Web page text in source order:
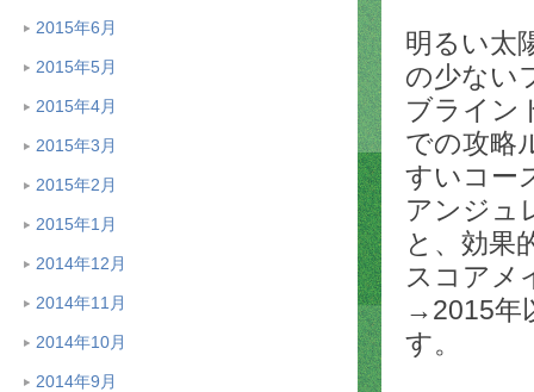
2015年6月
2015年5月
2015年4月
2015年3月
2015年2月
2015年1月
2014年12月
2014年11月
2014年10月
2014年9月
明るい太
の少ない
ブライン
での攻略
すいコー
アンジュ
と、効果
スコアメ
→2015年
す。